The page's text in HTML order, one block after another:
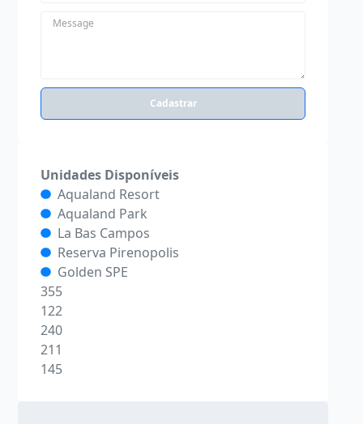
Cadastrar
Unidades Disponíveis
Aqualand Resort
Aqualand Park
La Bas Campos
Reserva Pirenopolis
Golden SPE
355
122
240
211
145